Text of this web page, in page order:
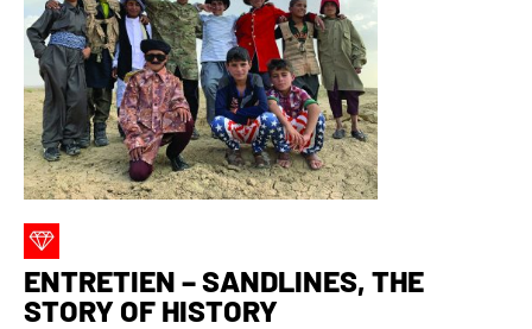
ENTRETIEN – SANDLINES, THE
STORY OF HISTORY